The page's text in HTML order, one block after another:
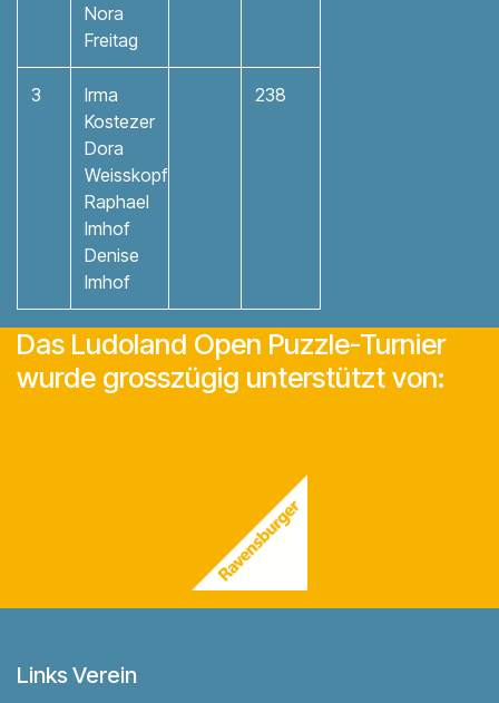
Nora
Freitag
3
Irma
Kostezer
Dora
Weisskopf
Raphael
Imhof
Denise
Imhof
238
Das Ludoland Open Puzzle-Turnier
wurde grosszügig unterstützt von:
Links Verein